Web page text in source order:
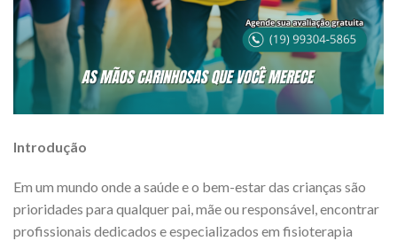
Introdução
Em um mundo onde a saúde e o bem-estar das crianças são
prioridades para qualquer pai, mãe ou responsável, encontrar
profissionais dedicados e especializados em fisioterapia